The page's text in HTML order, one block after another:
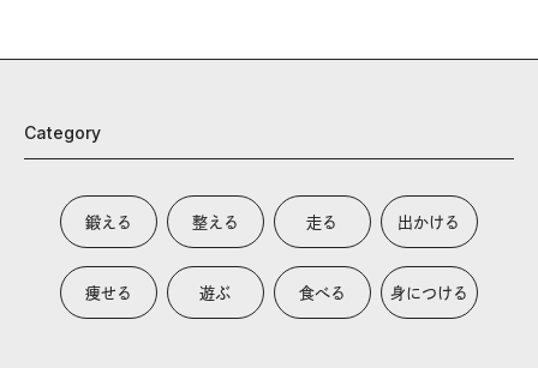
Category
鍛える 整える 走る 出かける
痩せる 遊ぶ 食べる 身につける